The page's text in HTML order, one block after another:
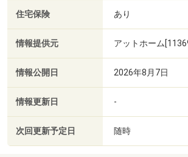
住宅保険 あり
情報提供元 アットホーム
情報公開日 2026年8月7日
情報更新日 -
次回更新予定日 随時